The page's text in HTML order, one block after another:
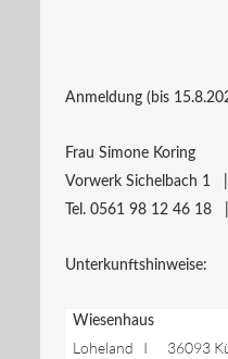
Anmeldung (bis
Frau Simone Koring
Vorwerk Sichelbach 1
Tel. 0561 98 12 46
Unterkunftshinweise:
Wiesenhaus
Loheland I 36093